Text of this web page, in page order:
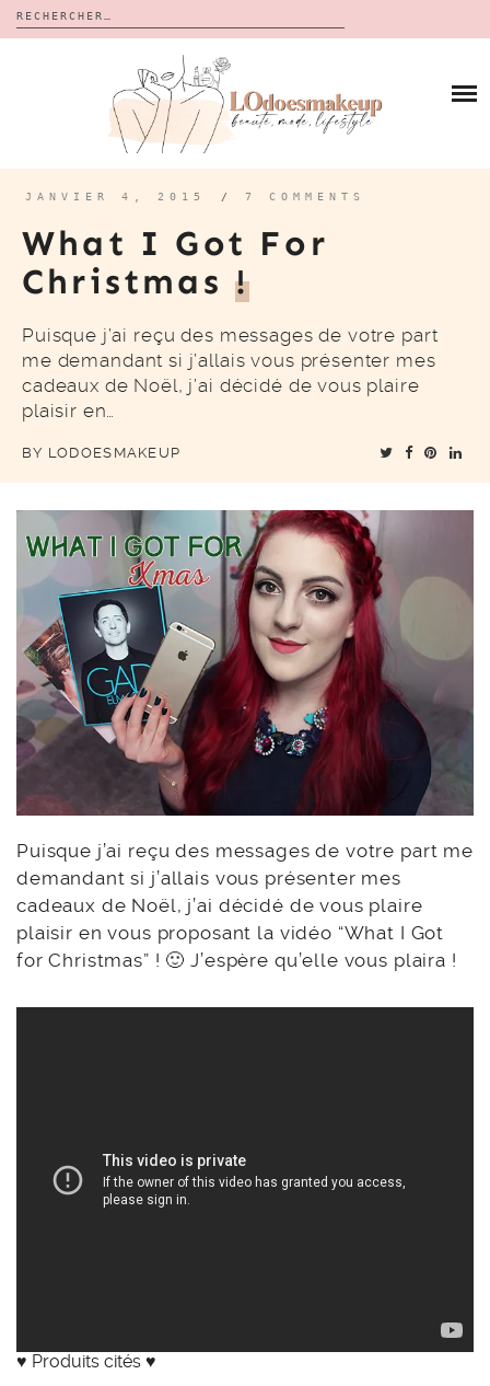
Rechercher :
CALENDRIERS DE L’AVENT
BON PLAN
À PROPOS
CONTACT
JANVIER 4, 2015 / 7 COMMENTS
What I Got For
Christmas !
Puisque j’ai reçu des messages de votre part
me demandant si j’allais vous présenter mes
cadeaux de Noël, j’ai décidé de vous plaire
plaisir en…
BY LODOESMAKEUP
Puisque j’ai reçu des messages de votre part me
demandant si j’allais vous présenter mes
cadeaux de Noël, j’ai décidé de vous plaire
plaisir en vous proposant la vidéo “What I Got
for Christmas” ! 🙂 J’espère qu’elle vous plaira !
♥ Produits cités ♥